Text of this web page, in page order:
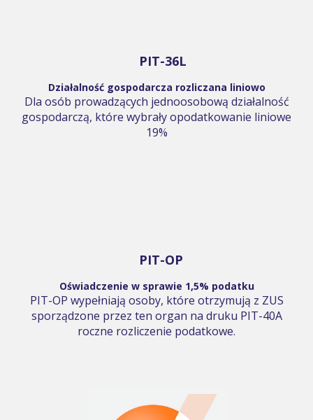
PIT-36L
Działalność gospodarcza rozliczana liniowo
Dla osób prowadzących jednoosobową działalność
gospodarczą, które wybrały opodatkowanie liniowe
19%
PIT-OP
Oświadczenie w sprawie 1,5% podatku
PIT-OP wypełniają osoby, które otrzymują z ZUS
sporządzone przez ten organ na druku PIT-40A
roczne rozliczenie podatkowe.